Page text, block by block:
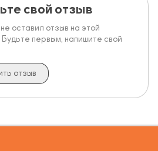
свой отзыв
оставил отзыв на этой
Будьте первым, напишите свой
отзыв